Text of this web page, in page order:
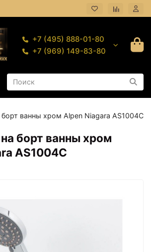
+7 (495) 888-01-80
+7 (969) 149-83-80
ванны хром Alpen Niagara AS1004C
борт ванны хром
AS1004C